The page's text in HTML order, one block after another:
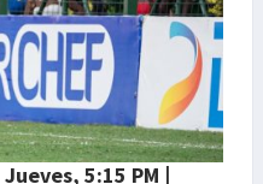
Jueves, 5:15 PM |